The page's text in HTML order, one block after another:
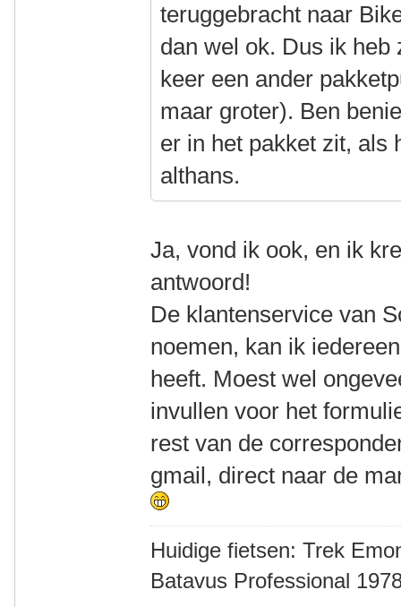
teruggebracht naar
dan wel ok. Dus ik
keer een ander
maar groter). Ben
er in het pakket zit, als
althans.
Ja, vond ik ook, en ik
antwoord!
De klantenservice van
noemen, kan ik
heeft. Moest wel
invullen voor het
rest van de
gmail, direct naar de
Huidige fietsen: Trek
Batavus Professional